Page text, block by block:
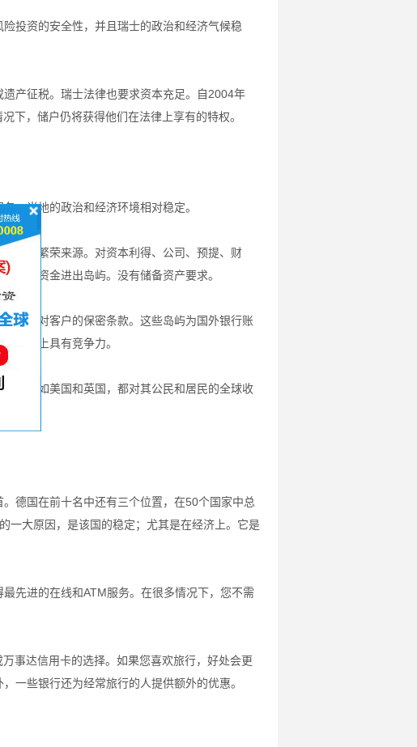
投资的安全性，并且瑞士的政治和经济气候稳
产征税。瑞士法律也要求资本充足。自2004年
下，储户仍将获得他们在法律上享有的特权。
，当地的政治和经济环境相对稳定。
一个繁荣来源。对资本利得、公司、预提、财
由地资金进出岛屿。没有储备资产要求。
包括对客户的保密条款。这些岛屿为国外银行账
市场上具有竞争力。
家，如美国和英国，都对其公民和居民的全球收
德国在前十名中还有三个位置，在50个国家中总
一大原因，是该国的稳定；尤其是在经济上。它是
先进的在线和ATM服务。在很多情况下，您不需
事达信用卡的选择。如果您喜欢旅行，好处会更
一些银行还为经常旅行的人提供额外的优惠。